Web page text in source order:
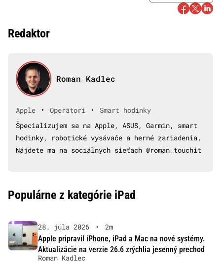
Redaktor
Roman Kadlec
Apple • Operátori •
Smart hodinky
Špecializujem sa na Apple, ASUS, Garmin, smart
hodinky, robotické vysávače a herné zariadenia.
Nájdete ma na sociálnych sieťach @roman_touchit
Populárne z kategórie iPad
28. júla 2026 •
2m
Apple pripravil iPhone, iPad a Mac na nové systémy.
Aktualizácie na verzie 26.6 zrýchlia jesenný prechod
Roman Kadlec